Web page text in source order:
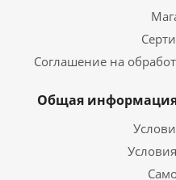
Соглашение на
Общая информация